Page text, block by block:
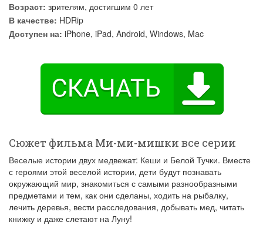
Возраст: зрителям, достигшим 0 лет
В качестве: HDRip
Доступен на: iPhone, iPad, Android, Windows, Mac
Сюжет фильма Ми-ми-мишки все серии
Веселые истории двух медвежат: Кеши и Белой Тучки. Вместе
с героями этой веселой истории, дети будут познавать
окружающий мир, знакомиться с самыми разнообразными
предметами и тем, как они сделаны, ходить на рыбалку,
лечить деревья, вести расследования, добывать мед, читать
книжку и даже слетают на Луну!